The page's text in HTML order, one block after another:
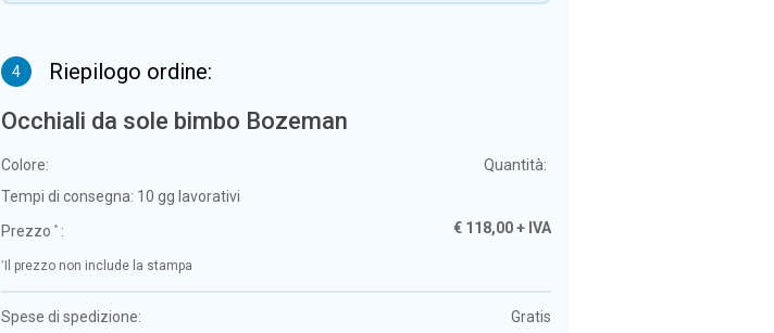
4 Riepilogo ordine:
Occhiali da sole bimbo Bozeman
Colore:
Quantità:
Tempi di consegna: 10 gg lavorativi
Prezzo *: € 118,00+ IVA
* Il prezzo non include la stampa
Spese di spedizione: Gratis